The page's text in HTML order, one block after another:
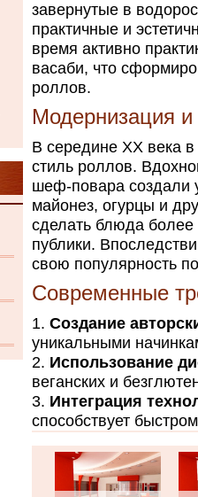
завернутые в
практичные и
время активно
васаби, что
роллов.
Модернизация и
В середине XX века
стиль роллов.
шеф-повара создали
майонез, огурцы и
сделать блюда
публики.
свою популярность
Современные
Создание
уникальными
Использование
веганских и
Интеграция
способствует